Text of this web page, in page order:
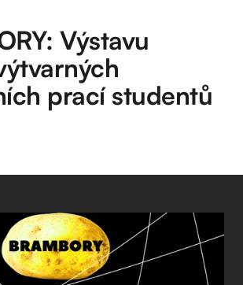
Výstavu
prací studentů